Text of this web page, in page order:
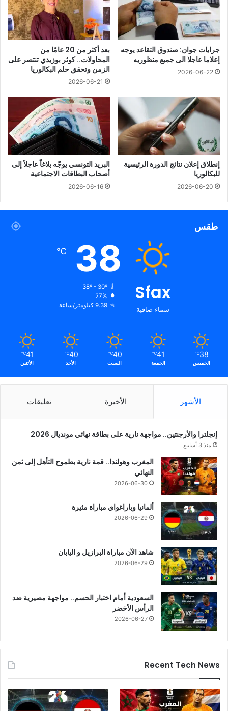
جرايات جوان: صندوق التقاعد يوجه
إعلاما عاجلا الى جميع منظوريه
2026-06-22
بعد أكثر من 20 عامًا من
المحاولات.. كوثر بوزيدي تنتصر على
الزمن وتحقق حلم البكالوريا
2026-06-21
إنطلاق إعلان نتائج الدورة الرئيسية
للبكالوريا
2026-06-20
البريد التونسي يوجّه بلاغاً عاجلاً إلى
أصحاب البطاقات الاجتماعية
2026-06-16
طقس
Sfax
سماء صافية
38
℃
38º - 30º
27%
9.39 كيلومتر/ساعة
38
℃
الخميس
41
℃
الجمعة
40
℃
السبت
40
℃
الأحد
41
℃
الأثنين
الأشهر الأخيرة تعليقات
إنجلترا والأرجنتين.. مواجهة نارية على بطاقة نهائي مونديال 2026
منذ 3 أسابيع
المغرب وهولندا.. قمة نارية بطموح التأهل إلى ثمن
النهائي
2026-06-30
ألمانيا وباراغواي مباراة مثيرة
2026-06-29
شاهد الآن مباراة البرازيل و اليابان
2026-06-29
السعودية أمام اختبار الحسم.. مواجهة مصيرية ضد
الرأس الأخضر
2026-06-27
Recent Tech News